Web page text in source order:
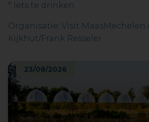
° Iets te drinken
Organisatie: Visit MaasMechelen
Kijkhut/Frank Resseler
23/08/2026